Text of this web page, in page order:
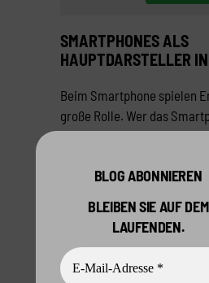
SMARTPHONES ALS
HAUPTDARSTELLER
Beim Smartphone spielen
große Rolle. Wer das
besitzt, fühlt sich mit der
wofür sie steht,
unter den Unternehmen ist
heiß umkämpft. Immer
neue Modelle, die die
sollen. Bessere Kamera,
schnelleres Internet,
ihre neuen Modelle zu
BLOG ABONNIEREN
BLEIBEN SIE AUF DEM
LAUFENDEN.